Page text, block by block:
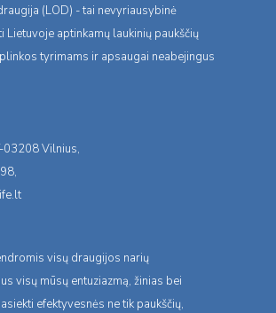
(LOD) - tai nevyriausybinė
Lietuvoje aptinkamų laukinių paukščių
tyrimams ir apsaugai neabejingus
03208 Vilnius,
visų draugijos narių
visų mūsų entuziazmą, žinias bei
efektyvesnės ne tik paukščių,